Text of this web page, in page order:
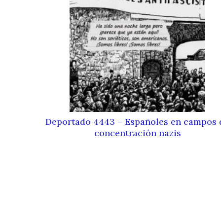
Deportado 4443 – Españoles en campos
concentración nazis